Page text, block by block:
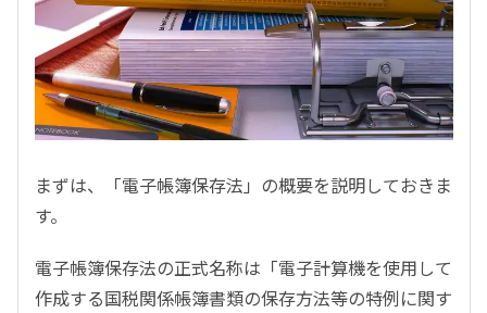
まずは、「電子帳簿保存法」の概要を説明しておきま
す。
電子帳簿保存法の正式名称は「電子計算機を使用して
作成する国税関係帳簿書類の保存方法等の特例に関す